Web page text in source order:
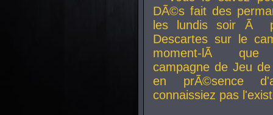
DÃ©s fait des
les lundis soir Ã
Descartes sur le
moment-lÃ que
campagne de Jeu
en prÃ©sence
connaissiez pas